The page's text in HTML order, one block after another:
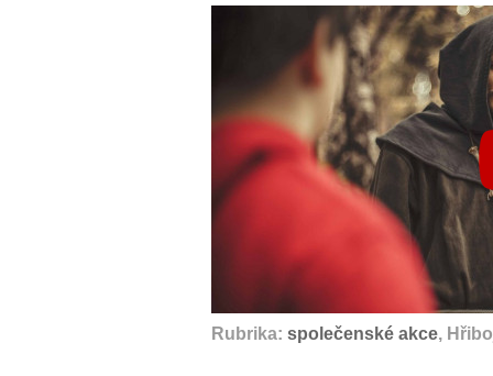
Rubrika: společenské akce,